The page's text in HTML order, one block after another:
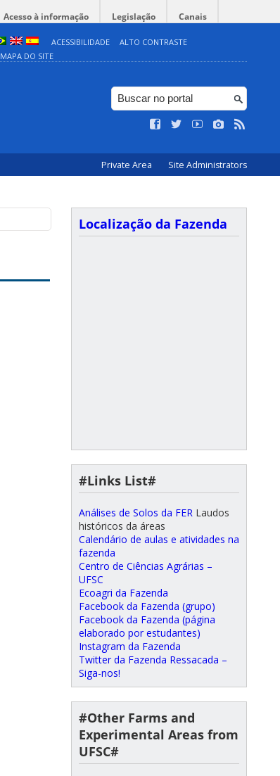
Acesso à informação Legislação Canais
ACESSIBILIDADE
ALTO CONTRASTE
MAPA DO SITE
Private Area Site Administrators
Localização da Fazenda
#Links List#
Análises de Solos da FER Laudos
históricos da áreas
Calendário de aulas e atividades na
fazenda
Centro de Ciências Agrárias –
UFSC
Ecoagri da Fazenda
Facebook da Fazenda (grupo)
Facebook da Fazenda (página
elaborado por estudantes)
Instagram da Fazenda
Twitter da Fazenda Ressacada –
Siga-nos!
#Other Farms and
Experimental Areas from
UFSC#